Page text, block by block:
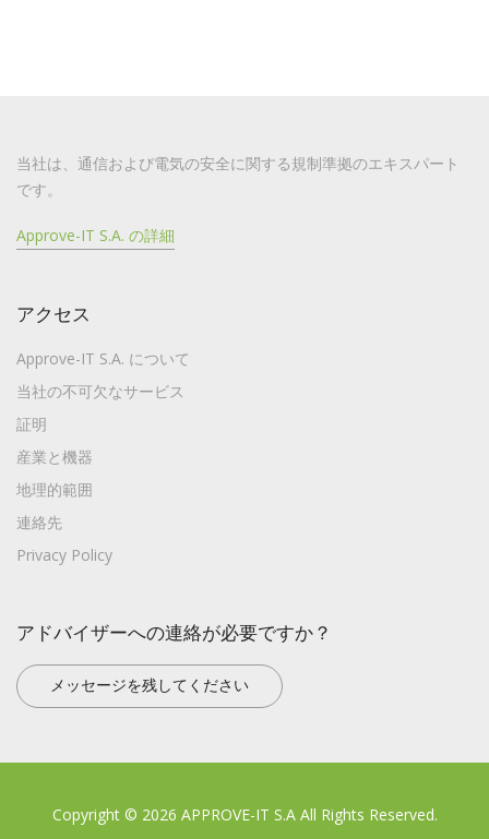
当社は、通信および電気の安全に関する規制準拠のエキスパート
です。
Approve-IT S.A. の詳細
アクセス
Approve-IT S.A. について
当社の不可欠なサービス
証明
産業と機器
地理的範囲
連絡先
Privacy Policy
アドバイザーへの連絡が必要ですか？
メッセージを残してください
Copyright © 2026 APPROVE-IT S.A All Rights Reserved.